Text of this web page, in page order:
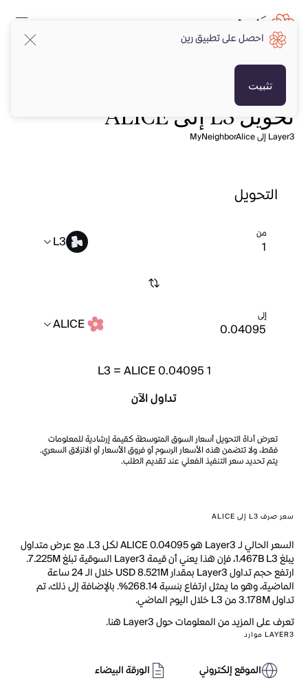
تحويل L3 إلى ALICE
Layer3 إلى MyNeighborAlice
التحويل
من L3
إلى ALICE
1
L3 =ALICE 0.04095
تداول الآن
تعرض أداة التحويل أسعار السوق المتوسطة كقيمة إرشادية للمعلومات
فقط، ولا تتضمن هذه الأسعار الرسوم أو فروق الأسعار أو الانزلاق السعري.
يتم تحديد سعر التنفيذ الفعلي عند تقديم الطلب.
سعر صرف L3 إلى ALICE
السعر الحالي لـ Layer3 هو ALICE 0.04095 لكل L3. مع عرض متداول
يبلغ 1.467B L3، فإن هذا يعني أن قيمة Layer3 السوقية تبلغ 7.225M.
ارتفع حجم تداول Layer3 بمقدار USD 8.521M خلال الـ 24 ساعة
الماضية، وهو ما يمثل ارتفاع بنسبة 268.14%. بالإضافة إلى ذلك، تم
تداول 3.178M من L3 خلال اليوم الماضي.
تعرف على المزيد من المعلومات حول Layer3 هنا.
LAYER3 موارد
الموقع إلكتروني
الورقة البيضاء
احصل على تطبيق رين
تثبيت